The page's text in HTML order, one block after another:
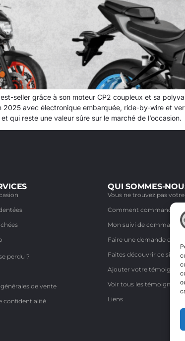
seller grâce à son moteur CP2 coupleux et sa
2025 avec électronique embarquée, ride-by-wire et
qui reste une valeur sûre sur le marché de l’occasion.
perdu ?
de vente
confidentialité
QUI SOMMES-
Vous ne trouvez pas
Comment commander ?
Mon suivi de commande
Faire une demande de
Faites découvrir ce site à
Ajouter votre témoignage
Voir tous les témoignages
Liens